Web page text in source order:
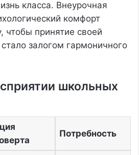
класса. Внеурочная
комфорт
чтобы принятие своей
залогом гармоничного
школьных
Потребность